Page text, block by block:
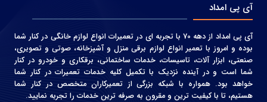
آی پی امداد
آی پی امداد از دهه 70 با تجربه ای در تعمیرات انواع لوازم خانگی در کنار شما
بوده و امروز با تعمیر انواع لوازم برقی منزل و آشپزخانه، صوتی و‌ تصویری،
صنعتی، ابزار آلات، تاسیسات، خدمات ساختمانی، برقکاری و خودرو در کنار
شما است و در آینده نزدیک با تکمیل کلیه خدمات تعمیرات در کنار شما
خواهد بود. همواره با شبکه بزرگی از تعمیرکاران متخصص در کنار شما
هستیم، تا با کیفیت ترین و مقرون به صرفه ترین خدمات را تجربه نمایید.